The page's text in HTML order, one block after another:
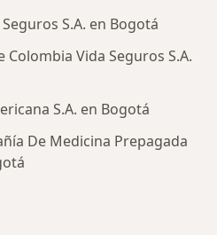
S.A. en Bogotá
Vida Seguros S.A.
S.A. en Bogotá
De Medicina Prepagada